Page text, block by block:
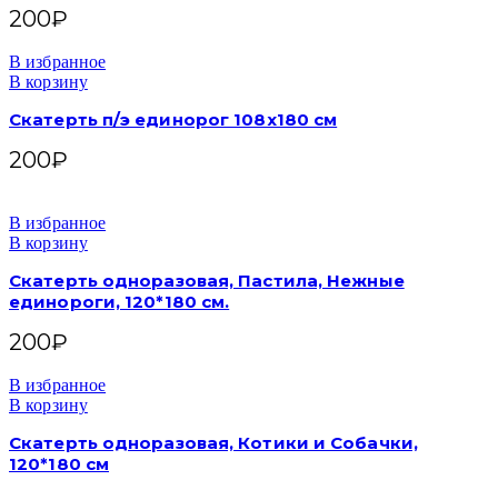
200₽
В избранное
В корзину
Скатерть п/э единорог 108х180 см
200₽
В избранное
В корзину
Скатерть одноразовая, Пастила, Нежные
единороги, 120*180 см.
200₽
В избранное
В корзину
Скатерть одноразовая, Котики и Собачки,
120*180 см